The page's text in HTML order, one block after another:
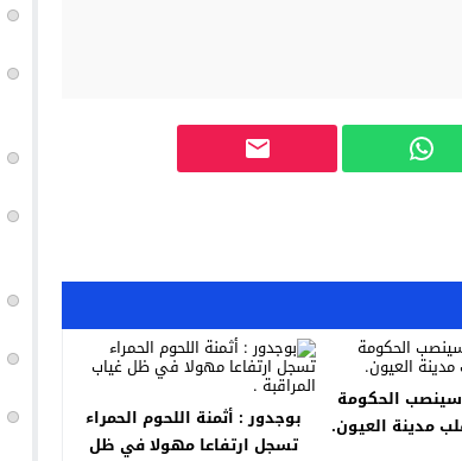
سينصب الحكومة
مدينة العيون.
بوجدور : أثمنة اللحوم الحمراء
تسجل ارتفاعا مهولا في ظل